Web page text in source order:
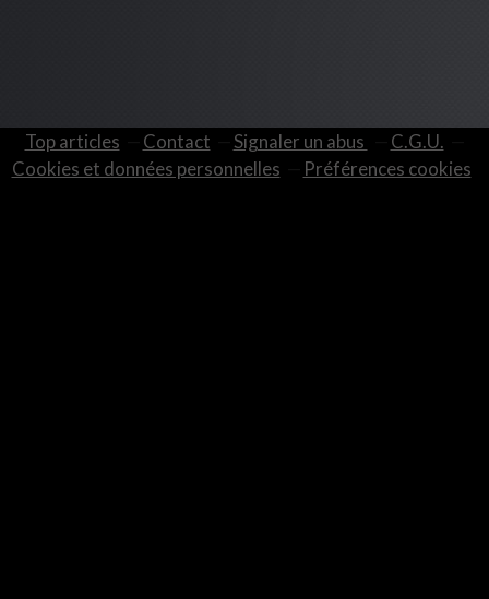
Top articles Contact Signaler un abus
C.G.U.
Cookies et données personnelles
Préférences cookies